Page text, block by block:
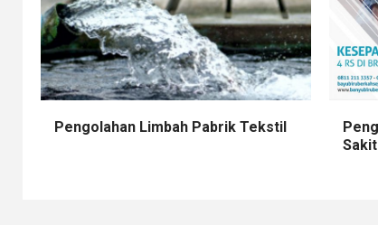
Pengolahan Limbah Pabrik Tekstil
Sakit